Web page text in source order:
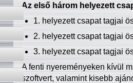
Az első három helyezett
1. helyezett csapat tagjai
2. helyezett csapat tagjai
3. helyezett csapat tagjai
A fenti nyereményeken kívül
szoftvert, valamint kisebb